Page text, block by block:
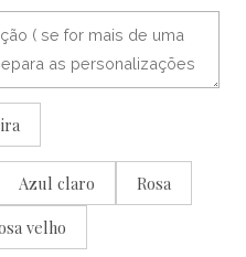
Azul claro
Rosa
velho